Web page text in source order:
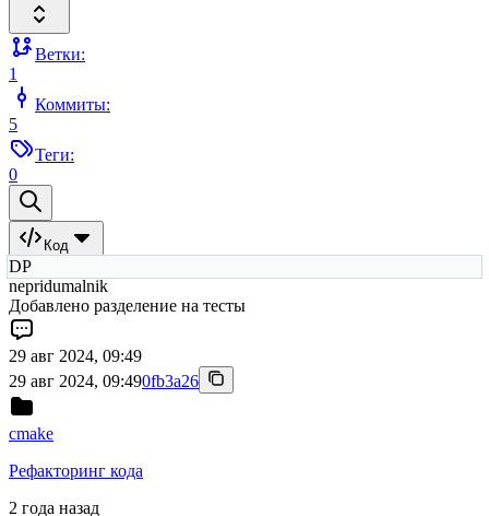
Ветки:
1
Коммиты:
5
Теги:
0
Код
DP
nepridumalnik
Добавлено разделение на тесты
29 авг 2024, 09:49
29 авг 2024, 09:490fb3a26
cmake
Рефакторинг кода
2 года назад